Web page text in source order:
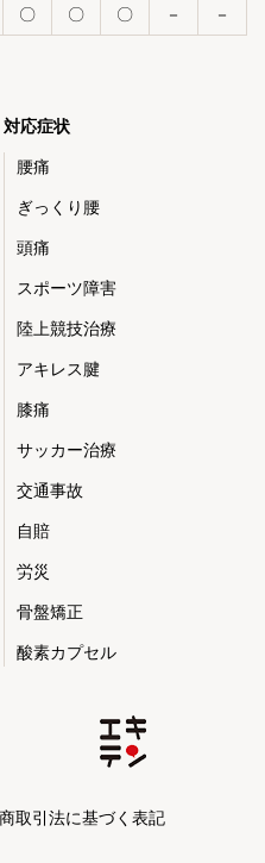
〇 〇 〇 － －
対応症状
腰痛
ぎっくり腰
頭痛
スポーツ障害
陸上競技治療
アキレス腱
膝痛
サッカー治療
交通事故
自賠
労災
骨盤矯正
酸素カプセル
取引法に基づく表記